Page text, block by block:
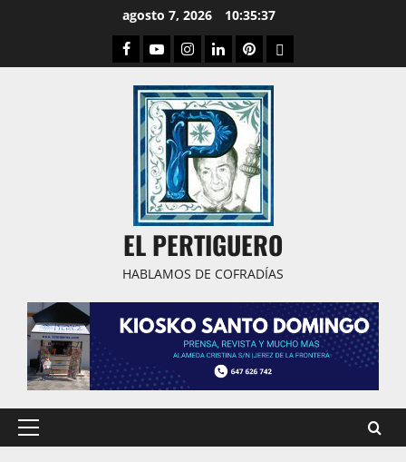
agosto 7, 2026 10:35:37
Facebook
YoutubeInstagram
LinkedPinterestDribbble
EL PERTIGUERO
HABLAMOS DE COFRADÍAS
Menú